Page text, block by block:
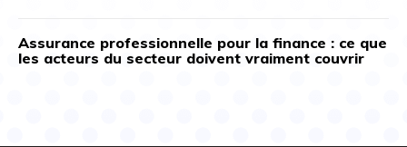
Assurance professionnelle pour la finance : ce que
les acteurs du secteur doivent vraiment couvrir